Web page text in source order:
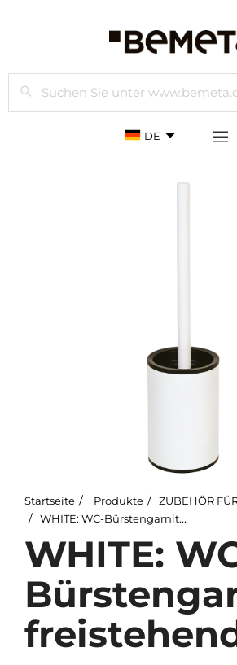
Suchen
DE
Startseite Produkte
ZUBEHÖR
WHITE: WC-Bürstengarnitur, freistehend
WHITE: